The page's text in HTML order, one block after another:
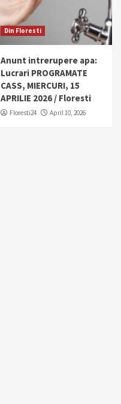
Din Floresti
Anunt intrerupere apa:
Lucrari PROGRAMATE
CASS, MIERCURI, 15
APRILIE 2026 / Floresti
Floresti24 April 10, 2026